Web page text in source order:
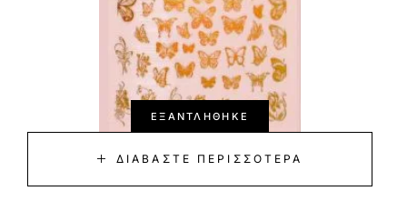
ΕΞΑΝΤΛΉΘΗΚΕ
ΔΙΑΒΆΣΤΕ ΠΕΡΙΣΣΌΤΕΡΑ